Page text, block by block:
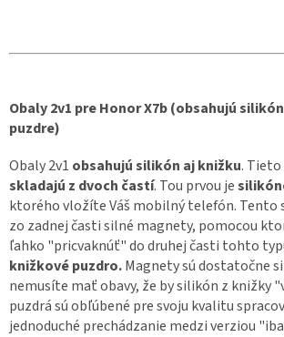
Obaly 2v1 pre Honor X7b (obsahujú
puzdre)
Obaly 2v1 obsahujú silikón aj knižku.
skladajú z dvoch častí. Tou prvou je
ktorého vložíte Váš mobilný telefón. Tento
zo zadnej časti silné magnety, pomocou
ľahko "pricvaknúť" do druhej časti tohto
knižkové puzdro.Magnety sú dostatočne
nemusíte mať obavy, že by silikón z knižky
puzdrá sú obľúbené pre svoju kvalitu
jednoduché prechádzanie medzi verziou